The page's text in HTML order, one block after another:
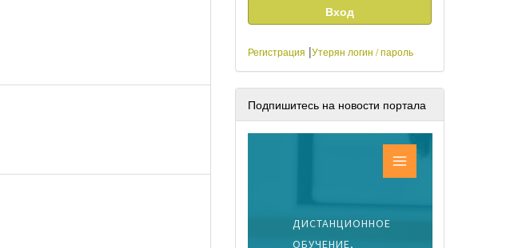
Регистрация |Утерян логин / пароль
Подпишитесь на новости портала